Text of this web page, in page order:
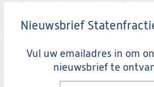
Nieuwsbrief
Vul uw emailadres in om
nieuwsbrief te